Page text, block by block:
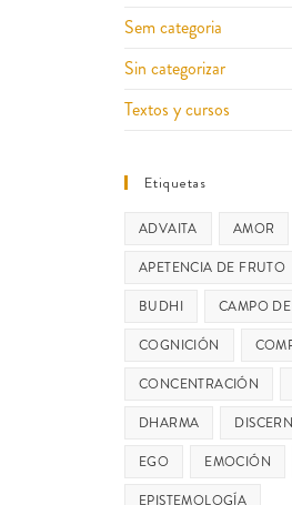
Sem categoria
Sin categorizar
Textos y cursos
Etiquetas
ADVAITA
AMOR
APETENCIA DE FRUTO
BUDHI
CAMPO
COGNICIÓN
CONCENTRACIÓN
DHARMA
EGO
EMOCIÓN
EPISTEMOLOGÍA